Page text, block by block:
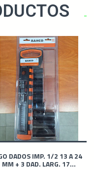
DADOS IMP. 1/2 13 A 24
MM + 3 DAD. LARG. 17...